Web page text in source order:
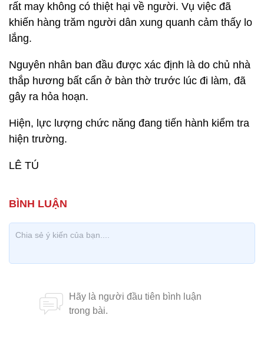
rất may không có thiệt hại về người. Vụ việc đã
khiến hàng trăm người dân xung quanh cảm thấy lo
lắng.
Nguyên nhân ban đầu được xác định là do chủ nhà
thắp hương bất cẩn ở bàn thờ trước lúc đi làm, đã
gây ra hỏa hoạn.
Hiện, lực lượng chức năng đang tiến hành kiểm tra
hiện trường.
LÊ TÚ